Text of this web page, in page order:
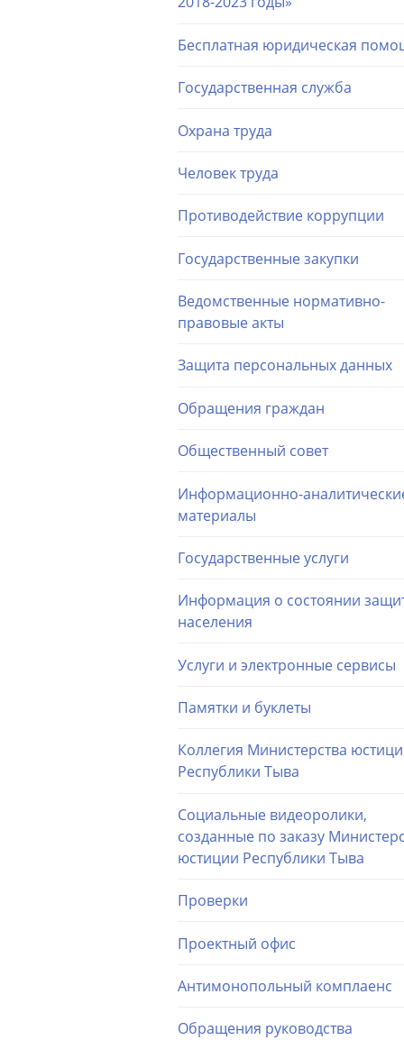
Бесплатная юридическая
Государственная служба
Охрана труда
Человек труда
Противодействие коррупции
Государственные закупки
Ведомственные нормативно-
правовые акты
Защита персональных данных
Обращения граждан
Общественный совет
Информационно-
материалы
Государственные услуги
Информация о состоянии
населения
Услуги и электронные сервисы
Памятки и буклеты
Коллегия Министерства
Республики Тыва
Социальные видеоролики,
созданные по заказу
юстиции Республики Тыва
Проверки
Проектный офис
Антимонопольный комплаенс
Обращения руководства